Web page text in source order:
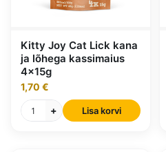
Kitty Joy Cat Lick kana
ja lõhega kassimaius
4x15g
1,70 €
+
Lisa korvi